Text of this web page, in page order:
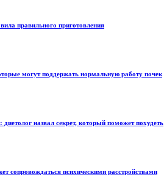
правильного приготовления
могут поддержать нормальную работу почек
назвал секрет, который поможет похудеть
сопровождаться психическими расстройствами